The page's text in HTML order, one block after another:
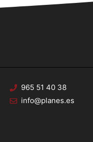
965 51 40 38
info@planes.es